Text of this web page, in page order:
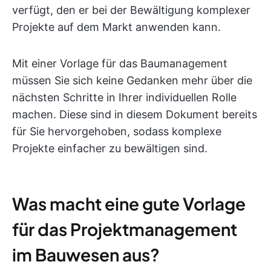
verfügt, den er bei der Bewältigung komplexer
Projekte auf dem Markt anwenden kann.
Mit einer Vorlage für das Baumanagement
müssen Sie sich keine Gedanken mehr über die
nächsten Schritte in Ihrer individuellen Rolle
machen. Diese sind in diesem Dokument bereits
für Sie hervorgehoben, sodass komplexe
Projekte einfacher zu bewältigen sind.
Was macht eine gute Vorlage
für das Projektmanagement
im Bauwesen aus?